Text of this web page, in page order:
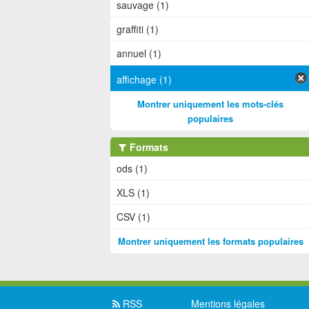
sauvage (1)
graffiti (1)
annuel (1)
affichage (1)
Montrer uniquement les mots-clés
populaires
Formats
ods (1)
XLS (1)
CSV (1)
Montrer uniquement les formats populaires
RSS Mentions légales